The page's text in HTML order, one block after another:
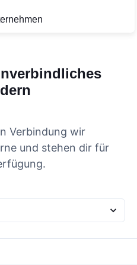
Verbindung wir
und stehen dir für